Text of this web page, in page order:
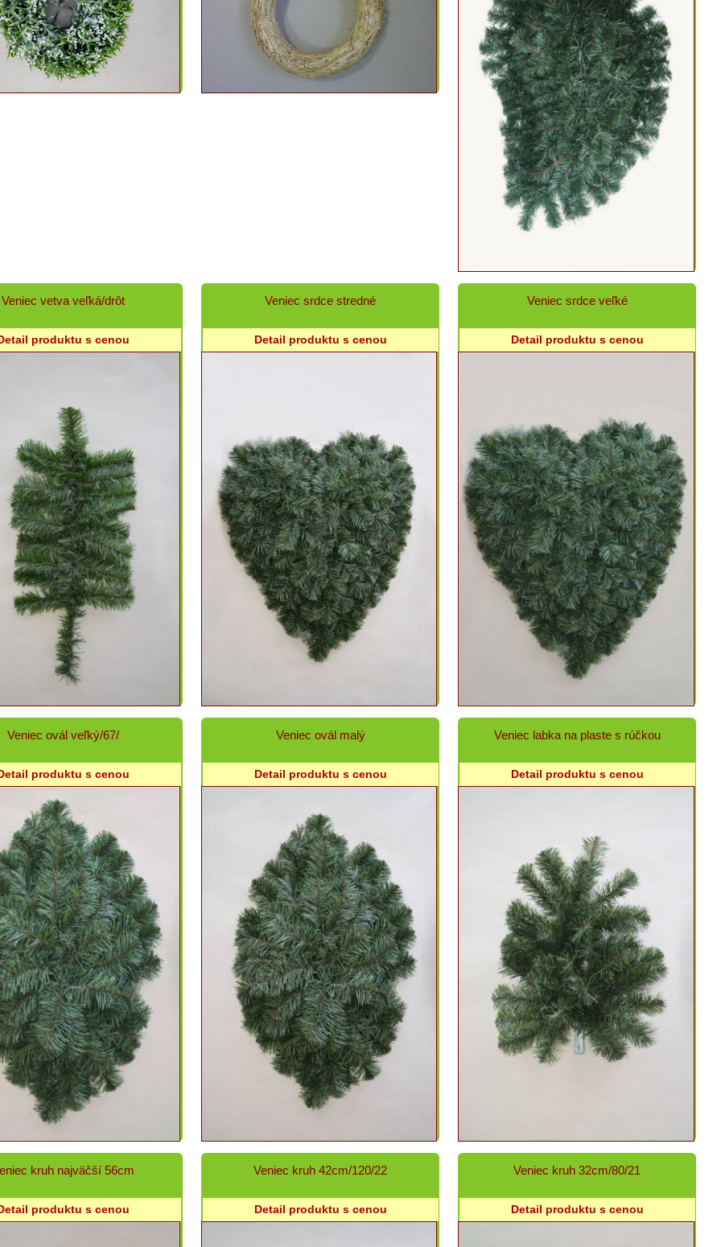
Veniec vetva veľká/drôt
produktu s cenou
Veniec srdce stredné
Detail produktu s cenou
Veniec srdce veľké
Detail produktu s cenou
Veniec ovál veľký/67/
produktu s cenou
Veniec ovál malý
Detail produktu s cenou
Veniec labka na plaste s rúčkou
Detail produktu s cenou
kruh najväčší 56cm
produktu s cenou
Veniec kruh 42cm/120/22
Detail produktu s cenou
Veniec kruh 32cm/80/21
Detail produktu s cenou